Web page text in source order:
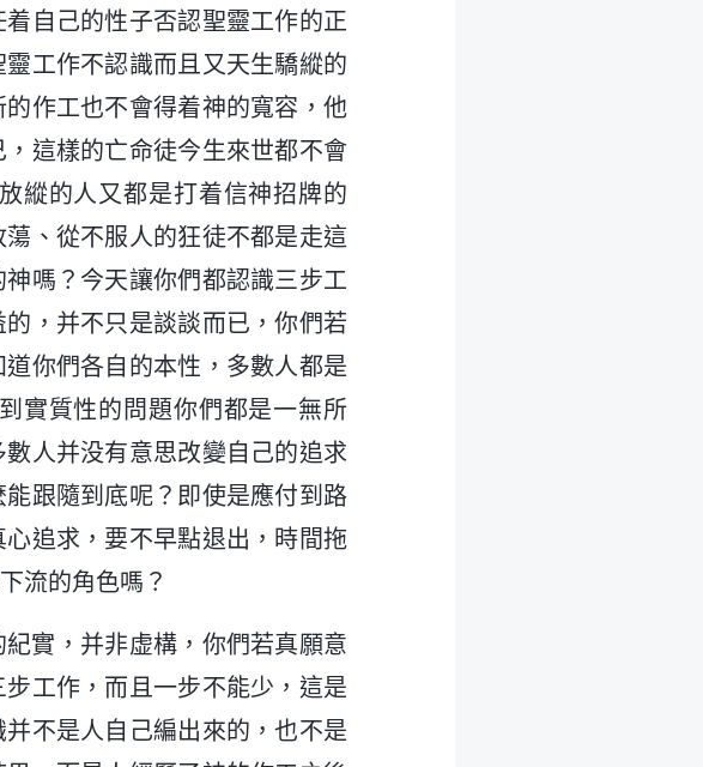
自己的性子否認聖靈工作的正
工作不認識而且又天生驕縱的
作工也不會得着神的寬容，他
這樣的亡命徒今生來世都不會
縱的人又都是打着信神招牌的
、從不服人的狂徒不都是走這
嗎？今天讓你們都認識三步工
，并不只是談談而已，你們若
你們各自的本性，多數人都是
實質性的問題你們都是一無所
人并没有意思改變自己的追求
跟隨到底呢？即使是應付到路
追求，要不早點退出，時間拖
流的角色嗎？
實，并非虚構，你們若真願意
工作，而且一步不能少，這是
不是人自己編出來的，也不是